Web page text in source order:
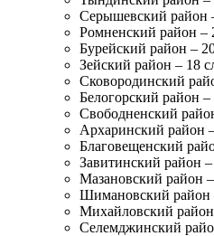
Серышевский район
Ромненский район –
Бурейский район –
Зейский район – 18
Сковородинский
Белогорский район –
Свободненский
Архаринский район
Благовещенский
Завитинский район –
Мазановский район
Шимановский район
Михайловский район
Селемджинский